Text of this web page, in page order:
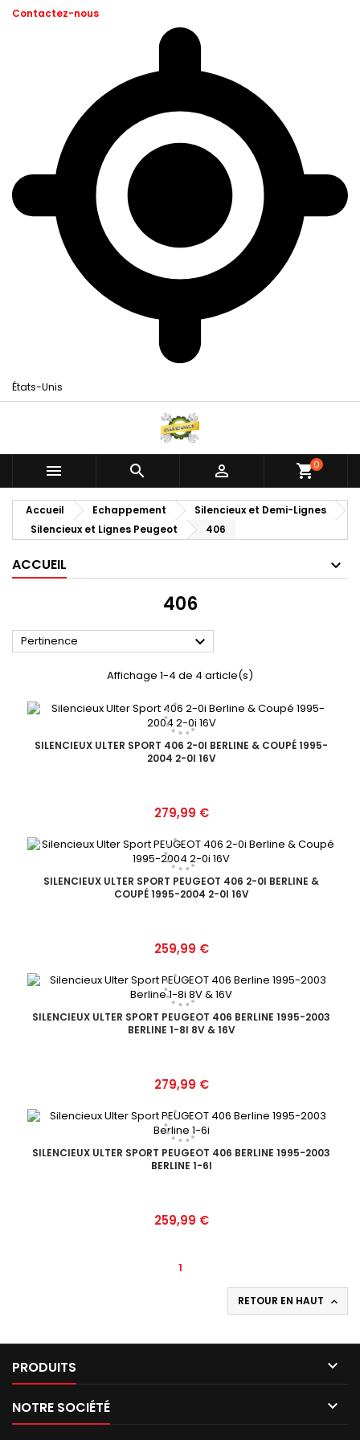
Contactez-nous
États-Unis
   shopping_cart0
Accueil Echappement
Silencieux et Demi-Lignes
Silencieux et Lignes Peugeot
406
ACCUEIL
406
Pertinence 
Affichage 1-4 de 4 article(s)
SILENCIEUX ULTER SPORT 406 2-0I BERLINE & COUPÉ 1995-
2004 2-0I 16V
Prix
279,99 €
SILENCIEUX ULTER SPORT PEUGEOT 406 2-0I BERLINE &
COUPÉ 1995-2004 2-0I 16V
Prix
259,99 €
SILENCIEUX ULTER SPORT PEUGEOT 406 BERLINE 1995-2003
BERLINE 1-8I 8V & 16V
Prix
279,99 €
SILENCIEUX ULTER SPORT PEUGEOT 406 BERLINE 1995-2003
BERLINE 1-6I
Prix
259,99 €
1
RETOUR EN HAUT 
PRODUITS 
NOTRE SOCIÉTÉ 